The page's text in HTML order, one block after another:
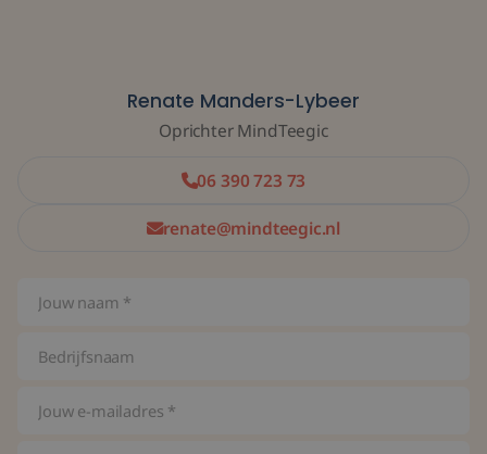
Renate Manders-Lybeer
Oprichter MindTeegic
06 390 723 73
renate@mindteegic.nl